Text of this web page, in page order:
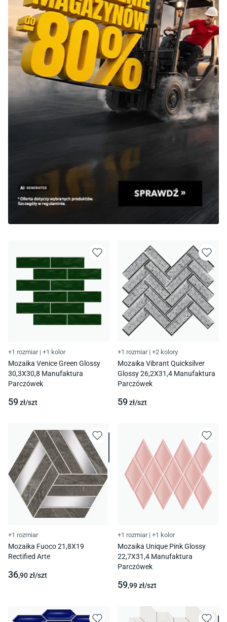
+1 rozmiar | +1 kolor
Mozaika Venice Green Glossy
30,3X30,8 Manufaktura
Parczówek
59zł/szt
+1 rozmiar | +2 kolory
Mozaika Vibrant Quicksilver
Glossy 26,2X31,4 Manufaktura
Parczówek
59zł/szt
+1 rozmiar
Mozaika Fuoco 21,8X19
Rectified Arte
36,90zł/szt
+1 rozmiar | +1 kolor
Mozaika Unique Pink Glossy
22,7X31,4 Manufaktura
Parczówek
59,99zł/szt